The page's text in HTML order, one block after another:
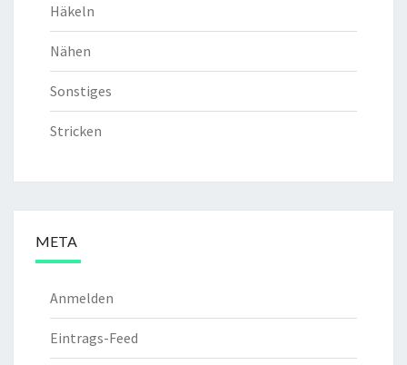
Häkeln
Nähen
Sonstiges
Stricken
META
Anmelden
Eintrags-Feed